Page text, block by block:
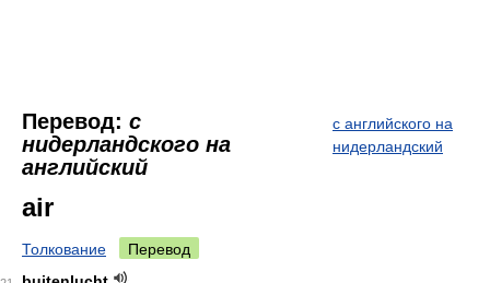
Перевод: с
нидерландского на
английский
с английского на
нидерландский
air
Толкование Перевод